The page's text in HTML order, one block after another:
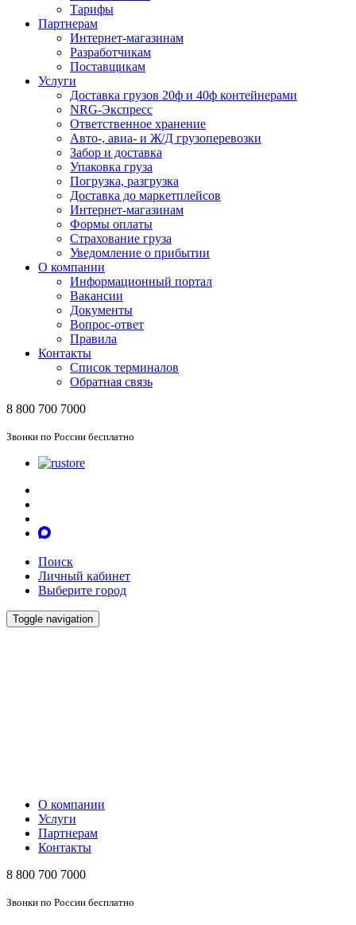
Тарифы
Партнерам
Интернет-магазинам
Разработчикам
Поставщикам
Услуги
Доставка грузов 20ф и 40ф контейнерами
NRG-Экспресс
Ответственное хранение
Авто-, авиа- и Ж/Д грузоперевозки
Забор и доставка
Упаковка груза
Погрузка, разгрузка
Доставка до маркетплейсов
Интернет-магазинам
Формы оплаты
Страхование груза
Уведомление о прибытии
О компании
Информационный портал
Вакансии
Документы
Вопрос-ответ
Правила
Контакты
Список терминалов
Обратная связь
8 800 700 7000
Звонки по России бесплатно
Поиск
Личный кабинет
Выберите город
Toggle navigation
О компании
Услуги
Партнерам
Контакты
8 800 700 7000
Звонки по России бесплатно